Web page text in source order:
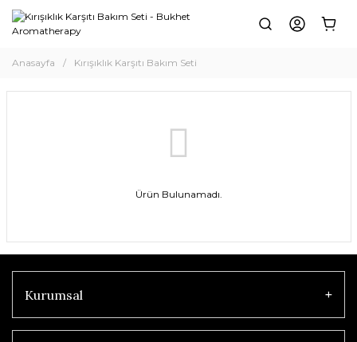
Anasayfa Kırışıklık Karşıtı Bakım Seti
Ürün Bulunamadı.
Kurumsal